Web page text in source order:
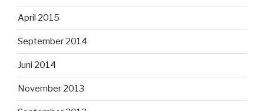
April 2015
September 2014
Juni 2014
November 2013